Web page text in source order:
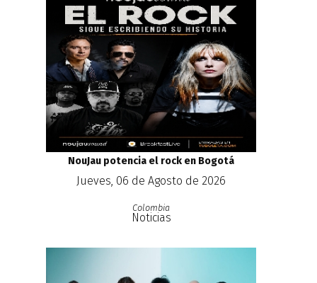
NouJau potencia el rock en Bogotá
Jueves, 06 de Agosto de 2026
Colombia
Noticias